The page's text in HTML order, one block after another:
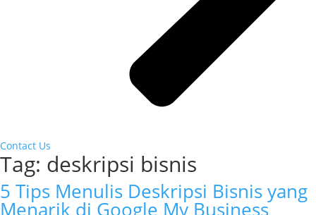
Contact Us
Tag: deskripsi bisnis
5 Tips Menulis Deskripsi Bisnis yang
Menarik di Google My Business